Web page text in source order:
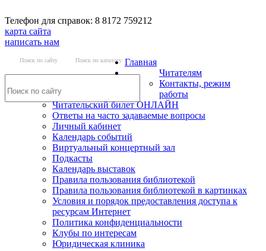
Телефон для справок: 8 8172 759212
карта сайта
написать нам
Поиск по сайту Поиск по каталогу Главная
Читателям
Контакты, режим
работы
Читательский билет ОНЛАЙН
Ответы на часто задаваемые вопросы
Личный кабинет
Календарь событий
Виртуальный концертный зал
Подкасты
Календарь выставок
Правила пользования библиотекой
Правила пользования библиотекой в картинках
Условия и порядок предоставления доступа к
ресурсам Интернет
Политика конфиденциальности
Клубы по интересам
Юридическая клиника